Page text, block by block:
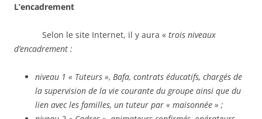
L’encadrement
Selon le site Internet, il y aura « trois niveaux
d’encadrement :
niveau 1 « Tuteurs », Bafa, contrats éducatifs, chargés de
la supervision de la vie courante du groupe ainsi que du
lien avec les familles, un tuteur par « maisonnée » ;